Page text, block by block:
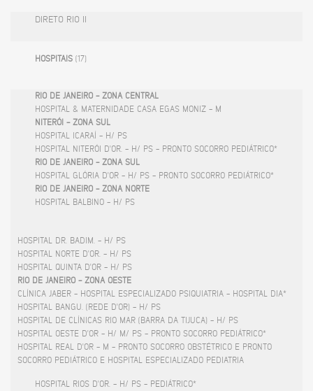
DIRETO RIO II
HOSPITAIS (17)
RIO DE JANEIRO - ZONA CENTRAL
HOSPITAL & MATERNIDADE CASA EGAS MONIZ - M
NITERÓI - ZONA SUL
HOSPITAL ICARAÍ - H/ PS
HOSPITAL NITERÓI D'OR. - H/ PS - PRONTO SOCORRO PEDIÁTRICO*
RIO DE JANEIRO - ZONA SUL
HOSPITAL GLÓRIA D'OR - H/ PS - PRONTO SOCORRO PEDIÁTRICO*
RIO DE JANEIRO - ZONA NORTE
HOSPITAL BALBINO - H/ PS
HOSPITAL DR. BADIM. - H/ PS
HOSPITAL NORTE D'OR. - H/ PS
HOSPITAL QUINTA D'OR - H/ PS
RIO DE JANEIRO - ZONA OESTE
CLÍNICA JABER - HOSPITAL ESPECIALIZADO PSIQUIATRIA - HOSPITAL DIA*
HOSPITAL BANGU. (REDE D'OR) - H/ PS
HOSPITAL DE CLÍNICAS RIO MAR (BARRA DA TIJUCA) - H/ PS
HOSPITAL OESTE D'OR - H/ M/ PS - PRONTO SOCORRO PEDIÁTRICO*
HOSPITAL REAL D'OR - M - PRONTO SOCORRO OBSTÉTRICO E PRONTO
SOCORRO PEDIÁTRICO E HOSPITAL ESPECIALIZADO PEDIATRIA
HOSPITAL RIOS D'OR. - H/ PS - PEDIÁTRICO*